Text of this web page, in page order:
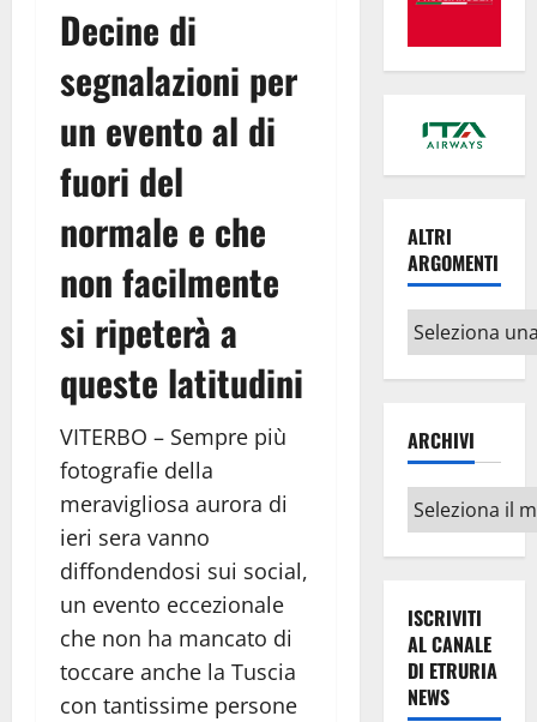
Decine di
segnalazioni per
un evento al di
fuori del
normale e che
non facilmente
si ripeterà a
queste latitudini
VITERBO – Sempre più
fotografie della
meravigliosa aurora di
ieri sera vanno
diffondendosi sui social,
un evento eccezionale
che non ha mancato di
toccare anche la Tuscia
con tantissime persone
ALTRI
ARGOMENTI
Altri
argomenti
ARCHIVI
Archivi
ISCRIVITI
AL CANALE
DI ETRURIA
NEWS